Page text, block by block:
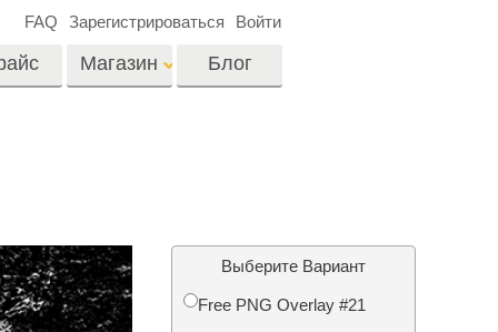
Недвижимости
Магазин
Видео Оверлейсы
Блог
FAQ Зарегистрироваться Войти
Выберите Вариант
Free PNG Overlay #21